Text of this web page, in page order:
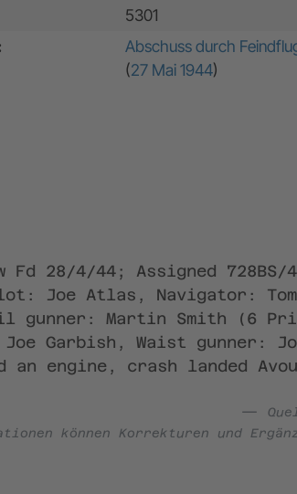
5301
Abschuss durch
(27 Mai 1944)
28/4/44; Assigned 728BS/
Joe Atlas, Navigator:
gunner: Martin Smith (6
Garbish, Waist gunner:
engine, crash landed
können Korrekturen und